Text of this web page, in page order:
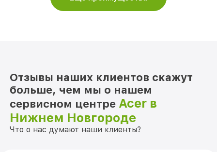
Отзывы наших клиентов скажут
больше, чем мы о нашем
сервисном центре Acer в
Нижнем Новгороде
Что о нас думают наши клиенты?